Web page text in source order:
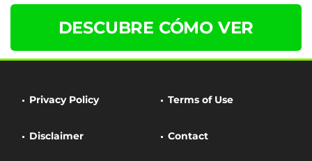
DESCUBRE CÓMO VER
Privacy Policy Terms of Use
Disclaimer Contact